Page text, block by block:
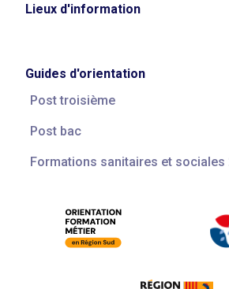
Lieux d'information
Guides d'orientation
Post troisième
Post bac
Formations sanitaires et sociales